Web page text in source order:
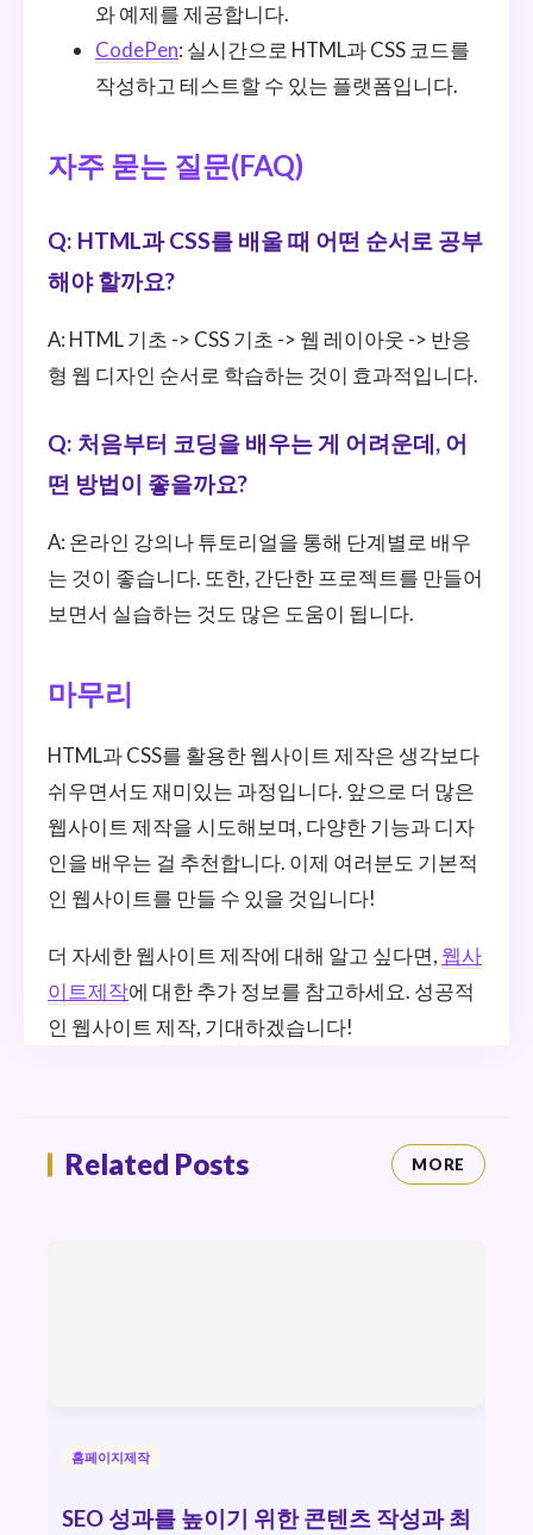
와 예제를 제공합니다.
CodePen: 실시간으로 HTML과 CSS 코드를
작성하고 테스트할 수 있는 플랫폼입니다.
자주 묻는 질문(FAQ)
Q: HTML과 CSS를 배울 때 어떤 순서로 공부
해야 할까요?
A: HTML 기초 -> CSS 기초 -> 웹 레이아웃 -> 반응
형 웹 디자인 순서로 학습하는 것이 효과적입니다.
Q: 처음부터 코딩을 배우는 게 어려운데, 어
떤 방법이 좋을까요?
A: 온라인 강의나 튜토리얼을 통해 단계별로 배우
는 것이 좋습니다. 또한, 간단한 프로젝트를 만들어
보면서 실습하는 것도 많은 도움이 됩니다.
마무리
HTML과 CSS를 활용한 웹사이트 제작은 생각보다
쉬우면서도 재미있는 과정입니다. 앞으로 더 많은
웹사이트 제작을 시도해보며, 다양한 기능과 디자
인을 배우는 걸 추천합니다. 이제 여러분도 기본적
인 웹사이트를 만들 수 있을 것입니다!
더 자세한 웹사이트 제작에 대해 알고 싶다면, 웹사
이트제작에 대한 추가 정보를 참고하세요. 성공적
인 웹사이트 제작, 기대하겠습니다!
Related Posts MORE
홈페이지제작
SEO 성과를 높이기 위한 콘텐츠 작성과 최